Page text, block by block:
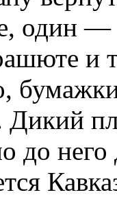
один —
и
Дикий
до